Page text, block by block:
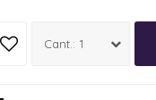
1